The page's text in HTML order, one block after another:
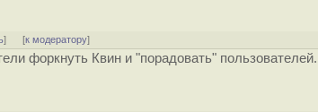
] [к модератору]
форкнуть Квин и "порадовать" пользователей.